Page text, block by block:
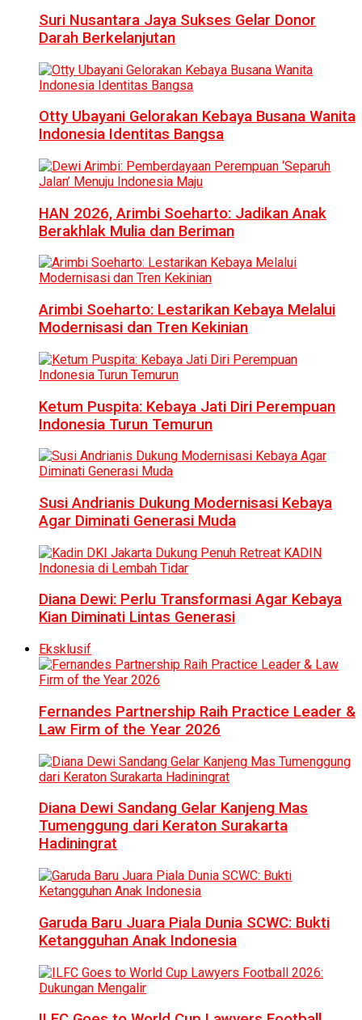
Suri Nusantara Jaya Sukses Gelar Donor
Darah Berkelanjutan
Otty Ubayani Gelorakan Kebaya Busana Wanita
Indonesia Identitas Bangsa
HAN 2026, Arimbi Soeharto: Jadikan Anak
Berakhlak Mulia dan Beriman
Arimbi Soeharto: Lestarikan Kebaya Melalui
Modernisasi dan Tren Kekinian
Ketum Puspita: Kebaya Jati Diri Perempuan
Indonesia Turun Temurun
Susi Andrianis Dukung Modernisasi Kebaya
Agar Diminati Generasi Muda
Diana Dewi: Perlu Transformasi Agar Kebaya
Kian Diminati Lintas Generasi
Eksklusif
Fernandes Partnership Raih Practice Leader &
Law Firm of the Year 2026
Diana Dewi Sandang Gelar Kanjeng Mas
Tumenggung dari Keraton Surakarta
Hadiningrat
Garuda Baru Juara Piala Dunia SCWC: Bukti
Ketangguhan Anak Indonesia